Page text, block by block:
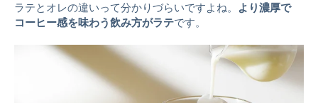
ラテとオレの違いって分かりづらいですよね。
より濃厚で
コーヒー感を味わう飲み方がラテです。